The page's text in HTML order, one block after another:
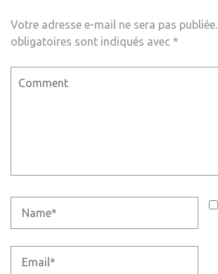
Votre adresse e-mail ne sera pas publiée.
obligatoires sont indiqués avec *